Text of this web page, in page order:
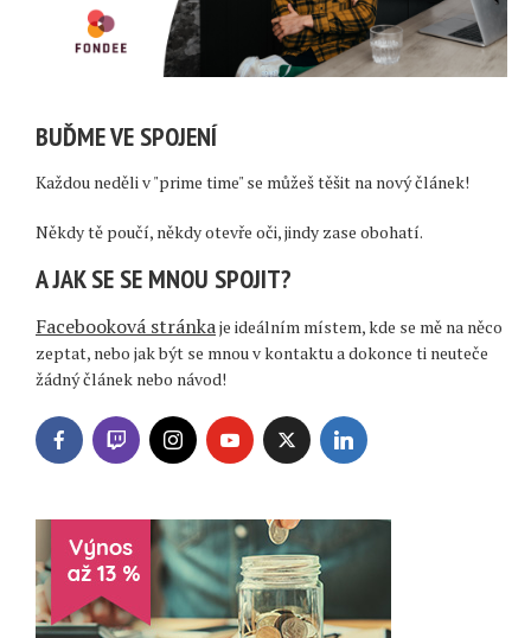
BUĎME VE SPOJENÍ
Každou neděli v "prime time" se můžeš těšit na nový článek!
Někdy tě poučí, někdy otevře oči, jindy zase obohatí.
A JAK SE SE MNOU SPOJIT?
Facebooková stránkaje ideálním místem, kde se mě na něco
zeptat, nebo jak být se mnou v kontaktu a dokonce ti neuteče
žádný článek nebo návod!